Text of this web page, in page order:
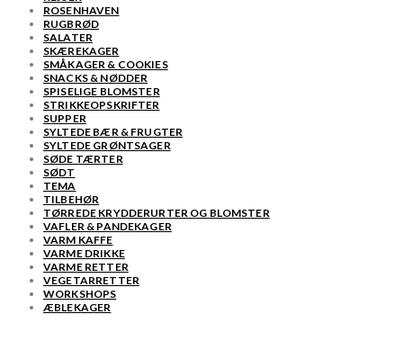
ROSENHAVEN
RUGBRØD
SALATER
SKÆREKAGER
SMÅKAGER & COOKIES
SNACKS & NØDDER
SPISELIGE BLOMSTER
STRIKKEOPSKRIFTER
SUPPER
SYLTEDE BÆR & FRUGTER
SYLTEDE GRØNTSAGER
SØDE TÆRTER
SØDT
TEMA
TILBEHØR
TØRREDE KRYDDERURTER OG BLOMSTER
VAFLER & PANDEKAGER
VARM KAFFE
VARME DRIKKE
VARME RETTER
VEGETARRETTER
WORKSHOPS
ÆBLEKAGER